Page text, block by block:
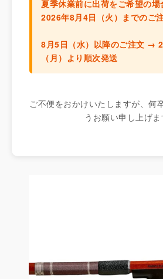
夏季休業前に出荷をご希望の場
2026年8月4日（火）までのご
8月5日（水）以降のご注文 →
（月）より順次発送
ご不便をおかけいたしますが、何
うお願い申し上げま